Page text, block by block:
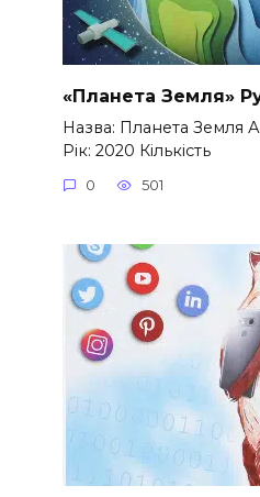
«Планета Земля»
Назва: Планета Земля
Рік: 2020 Кількість
0 501